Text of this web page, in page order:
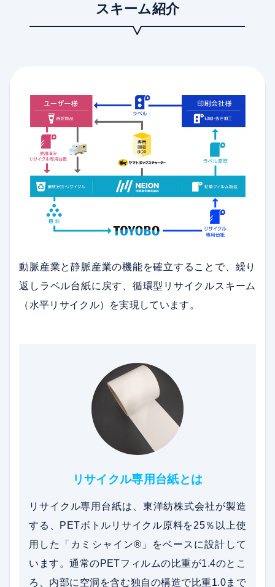
スキーム紹介
動脈産業と静脈産業の機能を確立することで、繰り
返しラベル台紙に戻す、循環型リサイクルスキーム
（水平リサイクル）を実現しています。
リサイクル専用台紙とは
リサイクル専用台紙は、東洋紡株式会社が製造
する、PETボトルリサイクル原料を25％以上使
用した「カミシャイン®」をベースに設計して
います。通常のPETフィルムの比重が1.4のとこ
ろ、内部に空洞を含む独自の構造で比重1.0まで